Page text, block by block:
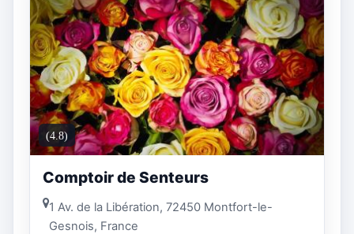
(4.8)
Comptoir de Senteurs
1 Av. de la Libération, 72450 Montfort-le-
Gesnois, France